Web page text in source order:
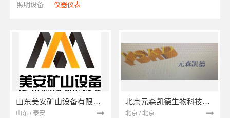
照明设备
仪器仪表
山东美安矿山设备有限公司
山东 / 泰安
北京元森凯德生物科技有限公司
北京 / 北京